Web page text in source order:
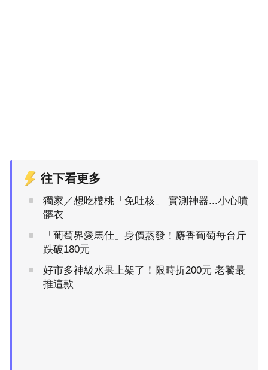
往下看更多
獨家／想吃櫻桃「免吐核」 實測神器...小心噴
髒衣
「葡萄界愛馬仕」身價蒸發！麝香葡萄每台斤
跌破180元
好市多神級水果上架了！限時折200元 老饕最
推這款